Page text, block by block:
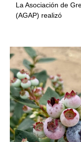
La Asociación de
(AGAP) realizó